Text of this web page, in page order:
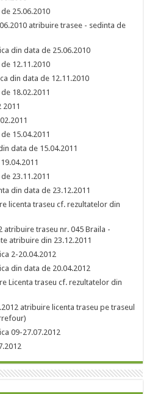
25.06.2010
atribuire trasee - sedinta de
din data de 25.06.2010
12.11.2010
din data de 12.11.2010
18.02.2011
15.04.2011
data de 15.04.2011
23.11.2011
din data de 23.12.2011
licenta traseu cf. rezultatelor din
atribuire traseu nr. 045 Braila -
atribuire din 23.12.2011
2-20.04.2012
din data de 20.04.2012
Licenta traseu cf. rezultatelor din
atribuire licenta traseu pe traseul
09-27.07.2012